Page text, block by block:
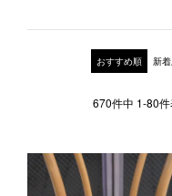
おすすめ順 新
670件中 1-80